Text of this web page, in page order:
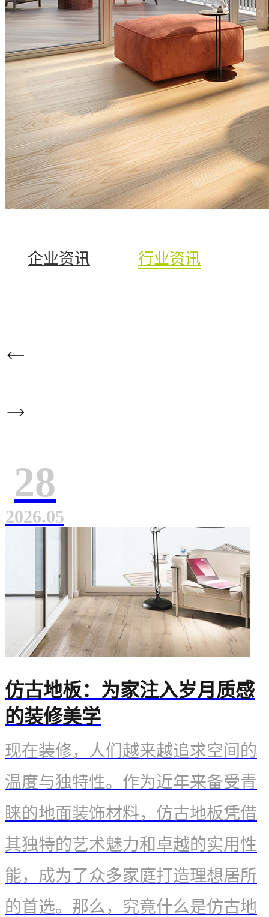
个性花色
工艺配件
招商加盟
加盟条件
加盟支持
加盟流程
铺装案例
工程案例
公司简介
企业数据
发展历程
环保实力
科技实力
门店查询
企业资讯 行业资讯
28
2026.05
仿古地板：为家注入岁月质感
的装修美学
现在装修，人们越来越追求空间的
温度与独特性。作为近年来备受青
睐的地面装饰材料，仿古地板凭借
其独特的艺术魅力和卓越的实用性
能，成为了众多家庭打造理想居所
的首选。那么，究竟什么是仿古地